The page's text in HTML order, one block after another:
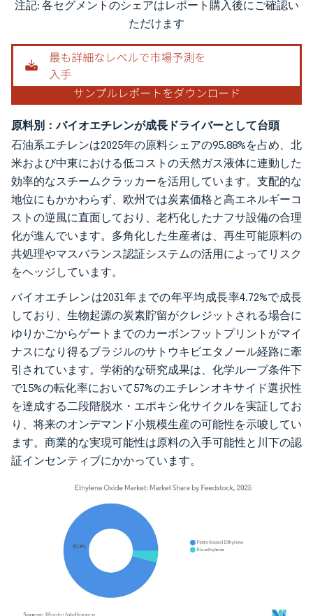
画像 © Mordor Intelligence。再利用にはCC BY 4.0の表示が必要です。
注記: 各セグメントのシェアはレポート購入後にご確認い
ただけます
原料別：バイオエチレンが成長ドライバーとして台頭
石油系エチレンは2025年の原料シェアの95.88%を占め、北
米および中東における低コストの天然ガス液体に連動した
効率的なスチームクラッカーを活用しています。支配的な
地位にもかかわらず、欧州では炭素価格と高エネルギーコ
ストの逆風に直面しており、老朽化したナフサ設備の合理
化が進んでいます。多角化した生産者は、再生可能原料の
共処理やマスバランス認証システムの活用によってリスク
をヘッジしています。
バイオエチレンは2031年までの年平均成長率4.72%で成長
しており、生物起源の炭素貯留がクレジットされる場合に
ゆりかごからゲートまでのカーボンフットプリントがマイ
ナスになり得るブラジルのサトウキビエタノール経路に牽
引されています。学術的な研究成果は、化学ループ条件下
で15%の転化率において57%のエチレンオキサイド選択性
を達成する二段階脱水・エポキシ化サイクルを実証してお
り、将来のオンデマンド小規模生産の可能性を示唆してい
ます。商業的な実現可能性は原料の入手可能性と川下の認
証インセンティブにかかっています。